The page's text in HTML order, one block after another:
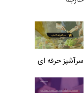
سرآشپز حرفه ای